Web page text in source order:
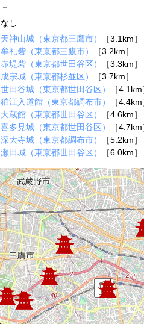
－
なし
天神山城（東京都三鷹市）
［3.1km］
牟礼砦（東京都三鷹市）
［3.2km］
赤堤砦（東京都世田谷区）
［3.3km］
成宗城（東京都杉並区）
［3.7km］
世田谷城（東京都世田谷区）
［4.1km
狛江入道館（東京都調布市）
［4.4km
大蔵館（東京都世田谷区）
［4.6km］
喜多見城（東京都世田谷区）
［4.7km
深大寺城（東京都調布市）
［5.2km］
瀬田城（東京都世田谷区）
［6.0km］